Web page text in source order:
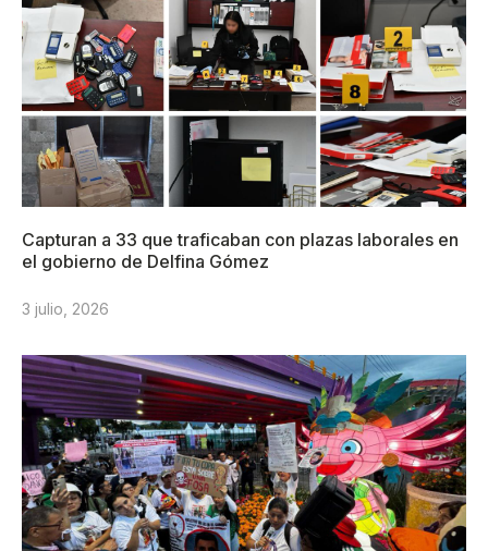
Capturan a 33 que traficaban con plazas laborales en
el gobierno de Delfina Gómez
3 julio, 2026